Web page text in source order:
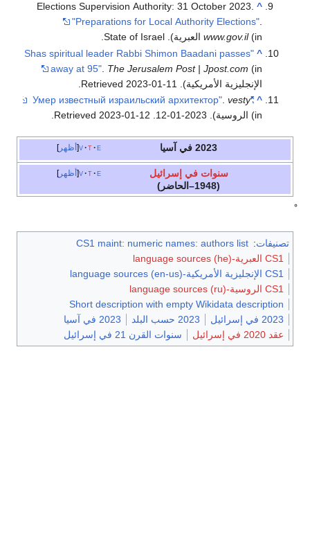
^
Elections Supervision Authority: 31 October 2023.
"Preparations for Local Authority Elections".
www.gov.il(in العبرية). State of Israel.
^
"Shas spiritual leader Rabbi Shimon Baadani passes
away at 95" The Jerusalem Post | Jpost.com (in
الإنجليزية الأمريكية). Retrieved
2023-01-11
^
"Умер известный израильский архитектор"
.vesty
(in الروسية). 2023-01-12
. Retrieved
2023-01-12
.
أظهر v t e 2023 في آسيا
أظهر v t e
سنوات في إسرائيل
(1948–الحاضر)
تصنيفات:
CS1 maint: numeric names: authors list
CS1 العبرية-language sources (he)
CS1 الإنجليزية الأمريكية-language sources (en-us)
CS1 الروسية-language sources (ru)
Short description with empty Wikidata description
2023 في إسرائيل
2023 حسب البلد
2023 في آسيا
عقد 2020 في إسرائيل
سنوات القرن 21 في إسرائيل